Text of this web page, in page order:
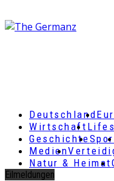
Deutschland
Wirtschaft
Geschichte
Medien
Natur & Heimat
Eilmeldungen